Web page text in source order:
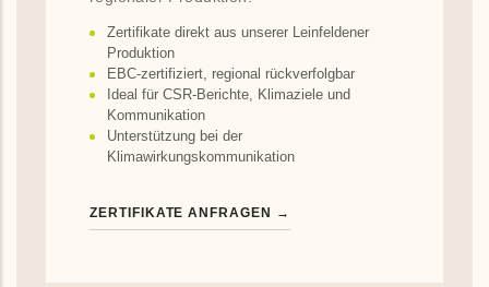
Zertifikate direkt aus unserer Leinfeldener
Produktion
EBC-zertifiziert, regional rückverfolgbar
Ideal für CSR-Berichte, Klimaziele und
Kommunikation
Unterstützung bei der
Klimawirkungskommunikation
ZERTIFIKATE ANFRAGEN →